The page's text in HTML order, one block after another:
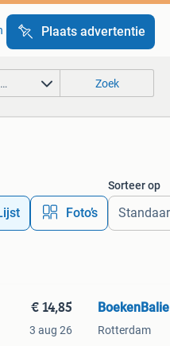
Plaats advertentie
Zoek
Foto’s
Sorteer op
€ 14,85
3 aug 26
BoekenBalie
Rotterdam